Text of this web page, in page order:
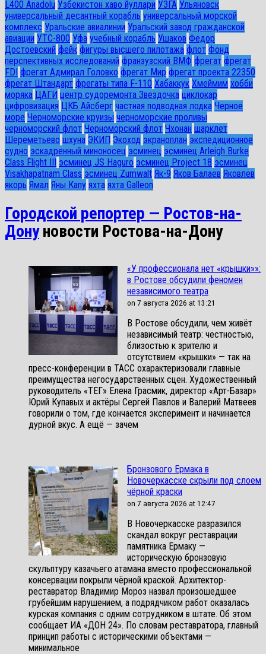
L400 Anadolu Узбекистон хаво йуллари УЗГА Ульяновск
универсальный десантный корабль универсальный морской
комплекс Уральские авиалинии Уральский завод гражданской
авиации УТС-800 Уфа учебный корабль Ушаков Федор
Достоевский фейк фигуры высшего пилотажа флот Фонд
перспективных исследований франзузский ВМФ фрегат фрегат
FDI фрегат Адмирал Головко фрегат Мир фрегат проекта 22350
фрегат Штандарт фрегаты типа F-110 Хабаккук Хмеймим хобби
моряка ЦАГИ центр судоремонта Звездочка циклокар
цифровизация ЦКБ Айсберг частная подводная лодка Черное
море Черноморские круизы черноморские проливы
черноморский флот Черноморский флот Чхонан шарклет
Шереметьево шхуна ЭКИП Экоход экраноплан экспедиционное
судно эскадренный миноносец эсминец эсминец Arleigh Burke
Class Flight III
эсминец JS Haguro эсминец Project 18 эсминец
Visakhapatnam Class эсминец Zumwalt Як-9 Яков Балаев Яковлев
якорь Ямал Яны Капу яхта яхта Galleon
Городской репортер — Ростов-на-
Дону новости Ростова-на-Дону
«У профессионала нет «крышки»»:
в Ростове обсудили феномен
независимого театра
on 7 августа 2026 at 13:21
В Ростове обсудили, чем живёт
независимый театр: честностью,
близостью к зрителю и
отсутствием «крышки» — так на
пресс-конференции в ТАСС охарактеризовали главные
преимущества негосударственных сцен. Художественный
руководитель «ТЕГ» Елена Грасмик, директор «Арт-Базар»
Юрий Купавых и актёры Сергей Павлов и Валерий Матвеев
говорили о том, где кончается эксперимент и начинается
дурной вкус. А ещё — зачем
Бронзового Ермака в
Новочеркасске скрыли под слоем
чёрной краски
on 7 августа 2026 at 12:47
В Новочеркасске разразился
скандал вокруг реставрации
памятника Ермаку —
историческую бронзовую
скульптуру казачьего атамана вместо профессиональной
консервации покрыли чёрной краской. Архитектор-
реставратор Владимир Мороз назвал произошедшее
грубейшим нарушением, а подрядчиком работ оказалась
курская компания с одним сотрудником в штате. Об этом
сообщает ИА «ДОН 24». По словам реставратора, главный
принцип работы с историческими объектами —
минимальное